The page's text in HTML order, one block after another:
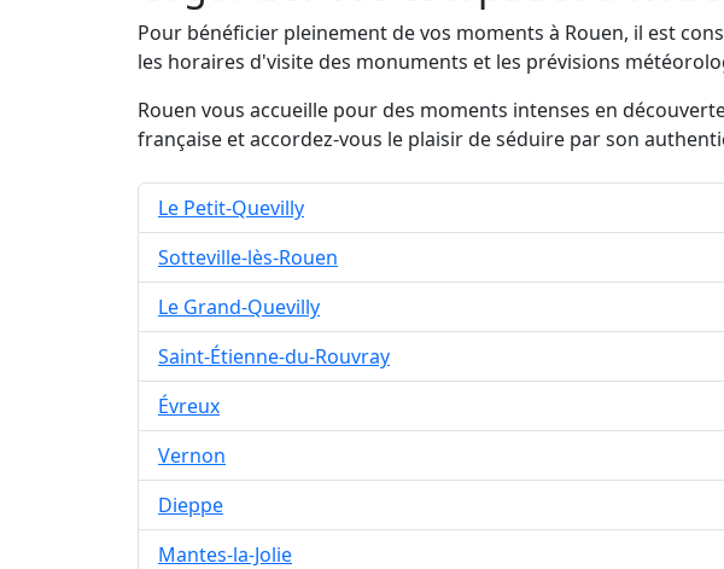
Pour bénéficier pleinement de vos moments à Rouen, il est
les horaires d'visite des monuments et les prévisions
Rouen vous accueille pour des moments intenses en
française et accordez-vous le plaisir de séduire par son
Le Petit-Quevilly
Sotteville-lès-Rouen
Le Grand-Quevilly
Saint-Étienne-du-Rouvray
Évreux
Vernon
Dieppe
Mantes-la-Jolie